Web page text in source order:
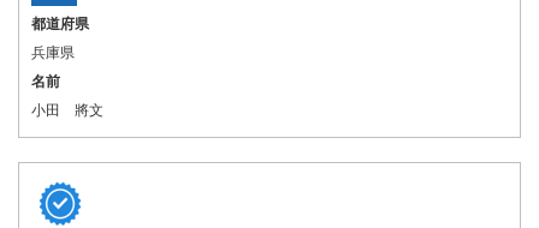
都道府県
兵庫県
名前
小田 將文